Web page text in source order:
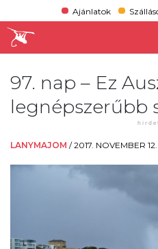
Ajánlatok
97. nap – Ez
legnépszerűbb
LANYMAJOM /2017. NOVEMBER